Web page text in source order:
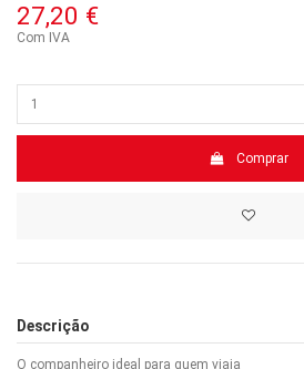
27,20 €
Com IVA
Comprar
Descrição
O companheiro ideal para quem viaja